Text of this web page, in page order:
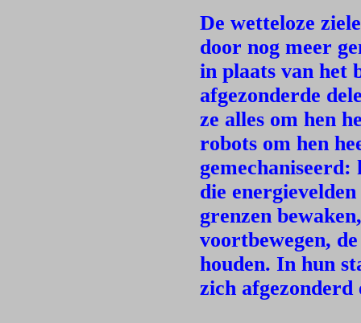
De wetteloze
door nog meer
in plaats van het
afgezonderde
ze alles om hen
robots om hen
gemechaniseerd:
die
grenzen
voortbewegen,
houden. In hun
zich afgezonderd